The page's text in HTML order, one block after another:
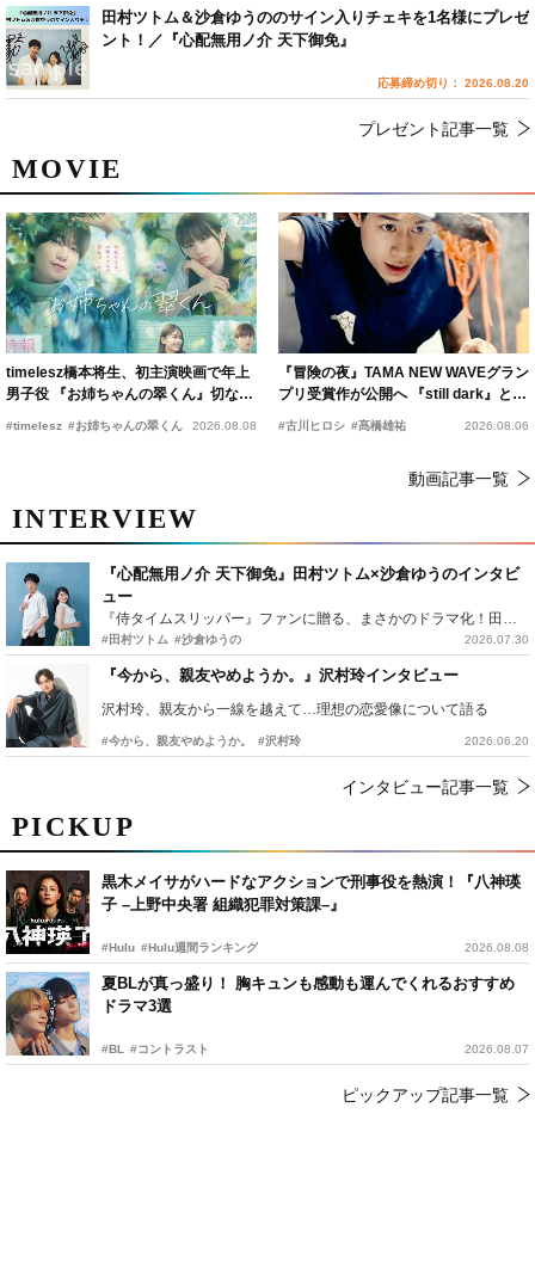
PICKUP
黒木メイサがハードなアクションで刑事役を熱演！『八神瑛
子 –上野中央署 組織犯罪対策課–』
#Hulu #Hulu週間ランキング 2026.08.08
夏BLが真っ盛り！ 胸キュンも感動も運んでくれるおすすめ
ドラマ3選
#BL #コントラスト 2026.08.07
ピックアップ記事一覧
MOVIE
timelesz橋本将生、初主演映画で年上
男子役 『お姉ちゃんの翠くん』切ない
恋の幕開けを予感
#timelesz #お姉ちゃんの翠くん 2026.08.08
『冒険の夜』TAMA NEW WAVEグラン
プリ受賞作が公開へ 『still dark』と同
時上映決定
#古川ヒロシ #髙橋雄祐 2026.08.06
動画記事一覧
INTERVIEW
『心配無用ノ介 天下御免』田村ツトム×沙倉ゆうのインタビ
ュー
『侍タイムスリッパー』ファンに贈る、まさかのドラマ化！田村ツトム×沙倉ゆうのが語る『心配無用ノ介』撮影秘話
#田村ツトム #沙倉ゆうの 2026.07.30
『今から、親友やめようか。』沢村玲インタビュー
沢村玲、親友から一線を越えて…理想の恋愛像について語る
#今から、親友やめようか。 #沢村玲 2026.06.20
インタビュー記事一覧
田村ツトム＆沙倉ゆうののサイン入りチェキを1名様にプレゼ
ント！／『心配無用ノ介 天下御免』
応募締め切り： 2026.08.20
プレゼント記事一覧